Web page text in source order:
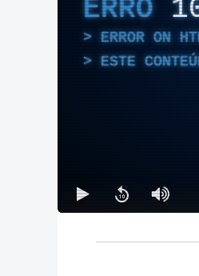
ERRO
ERROR ON
ESTE